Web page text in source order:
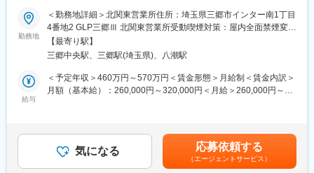
・メーカー、ディーラー（販売代理店）との価格交渉支援
・コストが低い製品を採用するために、ドクターなど医療スタッ
フへの提案
※医療スタッフの意向を確認し、コストとのバランスを鑑みて、改
■入社後のサポート体制：
・基本的にOJTにて現場を学んでいただきます。先輩社員が丁寧
にサポートしていくので、初めての方も安心です。
・基本的に、病院へ常駐するスタイルでの勤務となりますが、同
■職務内容：
当社は、病院経営のパートナーとして、病院で使用する医療材料
や医薬品の調達、物品管理や、医療材料費に関する削減の提案を
行っております。
本ポジションでは、基本的には顧客となる病院に常駐し、医療現
場の後方支援に必要な業務に取り組んでいただきます。
（1）病院内の物流管理（SPD）
・医療材料や医薬品の調達代行
勤務地
＜勤務地詳細＞北関東営業所住所：埼玉県三郷市インター南1丁目
4番地2 GLP三郷Ⅲ 北関東営業所受動喫煙対策：屋内全面禁煙変更
の範囲：会社の定める事業所
【最寄り駅】
三郷中央駅、三郷駅(埼玉県)、八潮駅
給与
＜予定年収＞460万円～570万円＜賃金形態＞月給制＜賃金内訳＞
月額（基本給）：260,000円～320,000円＜月給＞260,000円～
くまでも目安の金額であり、選考を通じて上下する可能性があり
ます。月給(月額)は固定手当を含めた表記です。
気になる 応募依頼する
（エージェントサービス）